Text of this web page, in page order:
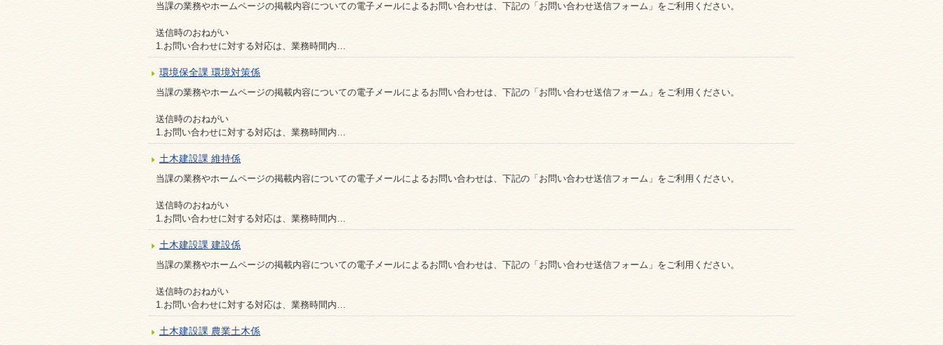
当課の業務やホームページの掲載内容についての電子メールによるお問い合わせは、下記の「お問い合わせ送信フォーム」をご利用ください。
送信時のおねがい
1.お問い合わせに対する対応は、業務時間内…
環境保全課 環境対策係
当課の業務やホームページの掲載内容についての電子メールによるお問い合わせは、下記の「お問い合わせ送信フォーム」をご利用ください。
送信時のおねがい
1.お問い合わせに対する対応は、業務時間内…
土木建設課 維持係
当課の業務やホームページの掲載内容についての電子メールによるお問い合わせは、下記の「お問い合わせ送信フォーム」をご利用ください。
送信時のおねがい
1.お問い合わせに対する対応は、業務時間内…
土木建設課 建設係
当課の業務やホームページの掲載内容についての電子メールによるお問い合わせは、下記の「お問い合わせ送信フォーム」をご利用ください。
送信時のおねがい
1.お問い合わせに対する対応は、業務時間内…
土木建設課 農業土木係